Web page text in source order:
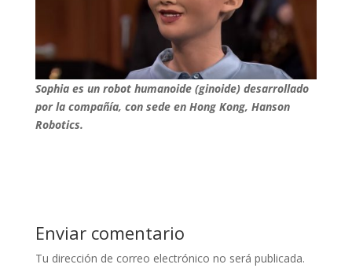
Sophia es un robot humanoide (ginoide) desarrollado
por la compañía, con sede en Hong Kong, Hanson
Robotics.
Enviar comentario
Tu dirección de correo electrónico no será publicada.